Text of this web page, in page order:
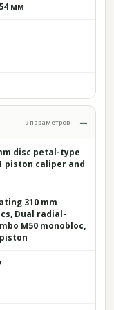
мм
9 параметров
disc petal-type
piston caliper and
310 mm
Dual radial-
M50 monobloc,